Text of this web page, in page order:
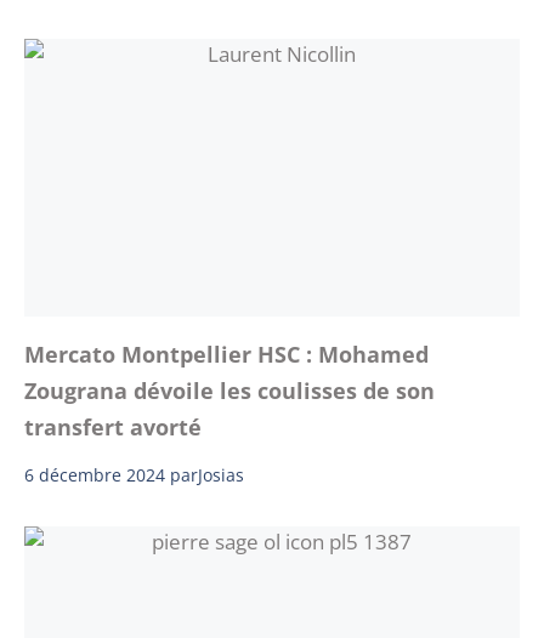
Mercato Montpellier HSC : Mohamed
Zougrana dévoile les coulisses de son
transfert avorté
6 décembre 2024 parJosias